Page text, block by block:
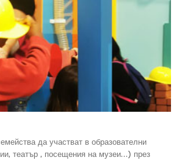
да участват в образователни
театър , посещения на музеи...) през